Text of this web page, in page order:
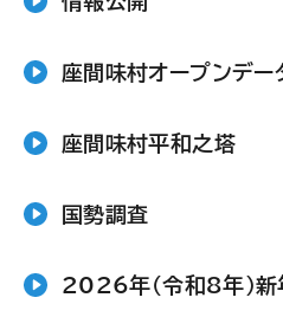
座間味村オープンデー
座間味村平和之塔
国勢調査
2026年（令和8年）新